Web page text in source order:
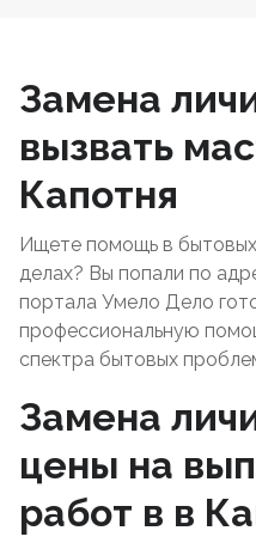
Замена
вызвать
Капотня
Ищете помощь в
делах? Вы попали по
портала Умело Дело
профессиональную
спектра бытовых
Замена
цены на
работ в в